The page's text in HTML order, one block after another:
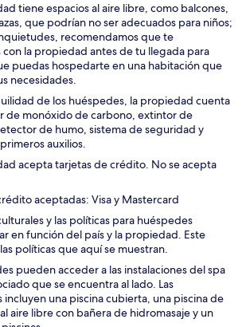
tiene espacios al aire libre, como balcones,
que podrían no ser adecuados para niños;
recomendamos que te
la propiedad antes de tu llegada para
puedas hospedarte en una habitación que
necesidades.
de los huéspedes, la propiedad cuenta
de monóxido de carbono, extintor de
de humo, sistema de seguridad y
auxilios.
acepta tarjetas de crédito. No se acepta
aceptadas: Visa y Mastercard
y las políticas para huéspedes
en función del país y la propiedad. Este
políticas que aquí se muestran.
pueden acceder a las instalaciones del spa
que se encuentra al lado. Las
incluyen una piscina cubierta, una piscina de
aire libre con bañera de hidromasaje y un